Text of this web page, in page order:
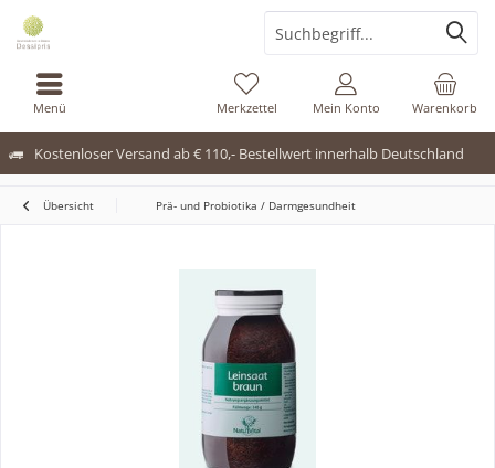
Kostenloser Versand ab € 110,- Bestellwert innerhalb Deutschland
Menü Warenkorb
Merkzettel Mein Konto
Übersicht Prä- und Probiotika / Darmgesundheit